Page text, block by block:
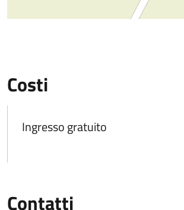
Costi
Ingresso gratuito
Contatti